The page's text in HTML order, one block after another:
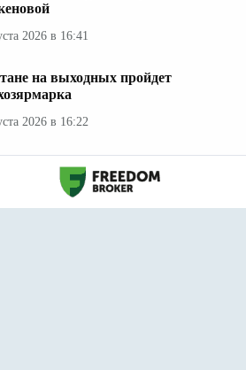
2026 в 16:41
на выходных пройдет
2026 в 16:22